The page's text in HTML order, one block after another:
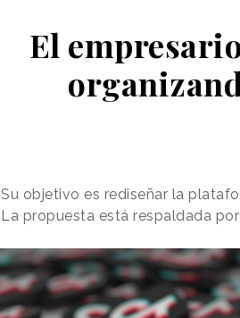
El
Su objetivo es rediseñar la
La propuesta está respaldada